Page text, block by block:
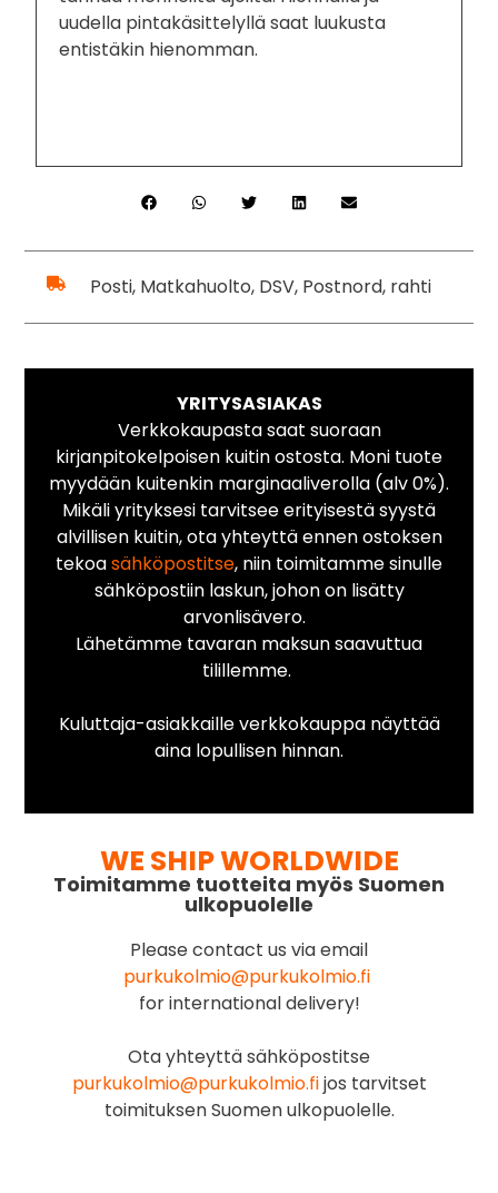
uudella pintakäsittelyllä saat luukusta
entistäkin hienomman.
Posti, Matkahuolto, DSV, Postnord, rahti
YRITYSASIAKAS
Verkkokaupasta saat suoraan
kirjanpitokelpoisen kuitin ostosta. Moni tuote
myydään kuitenkin marginaaliverolla (alv 0%).
Mikäli yrityksesi tarvitsee erityisestä syystä
alvillisen kuitin, ota yhteyttä ennen ostoksen
tekoasähköpostitse, niin toimitamme sinulle
sähköpostiin laskun, johon on lisätty
arvonlisävero.
Lähetämme tavaran maksun saavuttua
tilillemme.
Kuluttaja-asiakkaille verkkokauppa näyttää
aina lopullisen hinnan.
WE SHIP WORLDWIDE
Toimitamme tuotteita myös Suomen
ulkopuolelle
Please contact us via email
purkukolmio@purkukolmio.fi
for international delivery!
Ota yhteyttä sähköpostitse
purkukolmio@purkukolmio.fijos tarvitset
toimituksen Suomen ulkopuolelle.